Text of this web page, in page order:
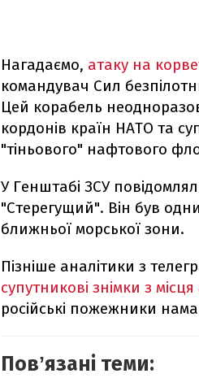
Нагадаємо, атаку на
командувач Сил
Цей корабель
кордонів країн НАТО та
"тіньового" нафтового
У Генштабі ЗСУ
"Стерегущий". Він був
ближньої морської зони.
Пізніше аналітики з
супутникові знімки з
російські пожежники
Повʼязані теми: